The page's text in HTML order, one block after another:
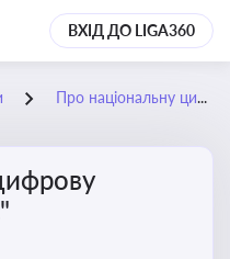
ВХІД ДО LIGA360
Про національну цифрову платформу "Пульс"